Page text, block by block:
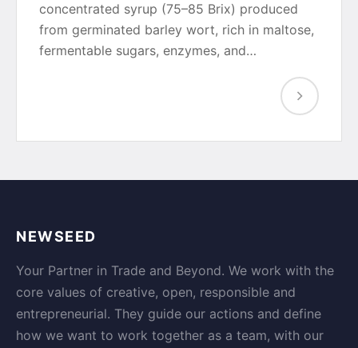
concentrated syrup (75–85 Brix) produced
from germinated barley wort, rich in maltose,
fermentable sugars, enzymes, and…
NEWSEED
Your Partner in Trade and Beyond. We work with the
core values of creative, open, responsible and
entrepreneurial. They guide our actions and define
how we want to work together as a team, with our